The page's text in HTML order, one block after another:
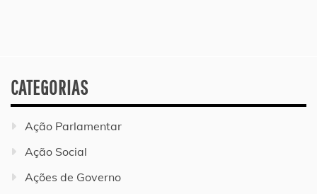
CATEGORIAS
Ação Parlamentar
Ação Social
Ações de Governo